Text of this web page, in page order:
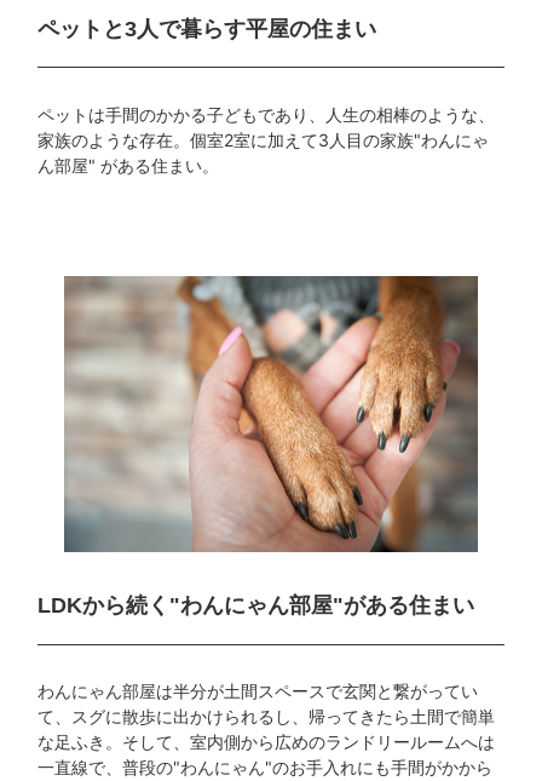
ペットと3人で暮らす平屋の住まい
ペットは手間のかかる子どもであり、人生の相棒のような、
家族のような存在。個室2室に加えて3人目の家族"わんにゃ
ん部屋" がある住まい。
LDKから続く "わんにゃん部屋"がある住まい
わんにゃん部屋は半分が土間スペースで玄関と繋がってい
て、スグに散歩に出かけられるし、帰ってきたら土間で簡単
な足ふき。そして、室内側から広めのランドリールームへは
一直線で、普段の"わんにゃん"のお手入れにも手間がかから